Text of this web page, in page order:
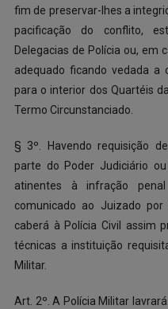
fim de preservar-lhes a
pacificação do conflito,
Delegacias de Polícia ou, em
adequado ficando vedada a
para o interior dos Quartéis
Termo Circunstanciado.
§ 3º. Havendo requisição
parte do Poder Judiciário
atinentes à infração
comunicado ao Juizado por
caberá à Polícia Civil assim
técnicas a instituição
Militar.
Art. 2º. A Polícia Militar